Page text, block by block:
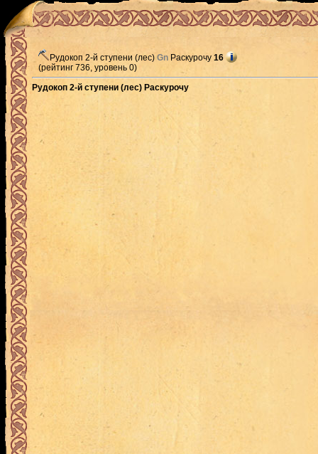
Рудокоп 2-й ступени (лес) Gn Раскурочу 16
(рейтинг 736, уровень 0)
Рудокоп 2-й ступени (лес) Раскурочу